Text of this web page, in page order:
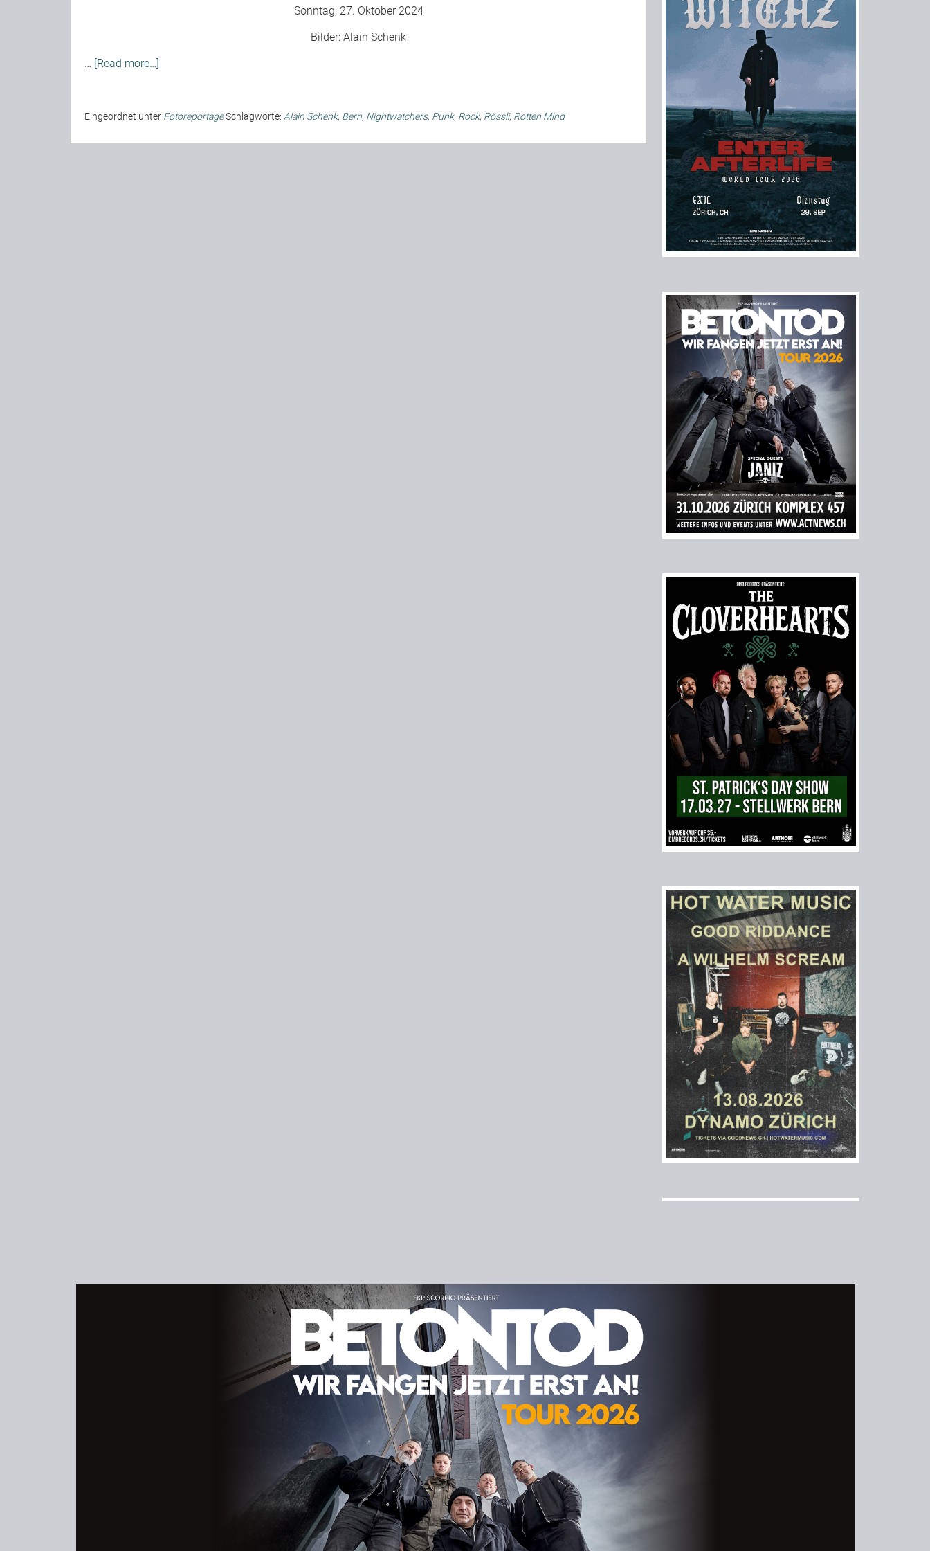
Sonntag, 27. Oktober 2024
Bilder:Alain Schenk
… [Read more…]
Eingeordnet unter FotoreportageSchlagworte: Alain Schenk, Bern, Nightwatchers, Punk, Rock, Rössli, Rotten Mind